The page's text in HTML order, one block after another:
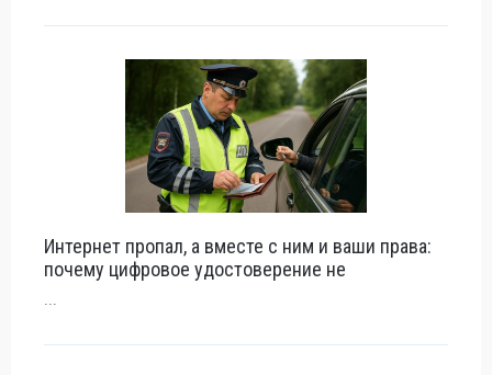
Интернет пропал, а вместе с ним и ваши права:
почему цифровое удостоверение не
...